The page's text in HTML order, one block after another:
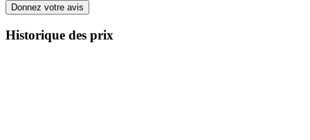
Donnez votre avis
Historique des prix